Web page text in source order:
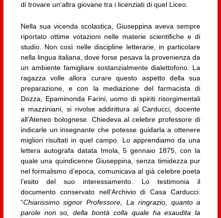
di trovare un’altra giovane tra i licenziati di quel Liceo.
Nella sua vicenda scolastica, Giuseppina aveva sempre
riportato ottime votazioni nelle materie scientifiche e di
studio. Non così nelle discipline letterarie, in particolare
nella lingua italiana, dove forse pesava la provenienza da
un ambiente famigliare sostanzialmente dialettofono. La
ragazza volle allora curare questo aspetto della sua
preparazione, e con la mediazione del farmacista di
Dozza, Epaminonda Farini, uomo di spiriti risorgimentali
e mazziniani, si rivolse addirittura al Carducci, docente
all’Ateneo bolognese. Chiedeva al celebre professore di
indicarle un insegnante che potesse guidarla a ottenere
migliori risultati in quel campo. Lo apprendiamo da una
lettera autografa datata Imola, 5 gennaio 1875, con la
quale una quindicenne Giuseppina, senza timidezza pur
nel formalismo d’epoca, comunicava al già celebre poeta
l’esito del suo interessamento. Lo testimonia il
documento conservato nell’Archivio di Casa Carducci:
“Chiarissimo signor Professore, La ringrazio, quanto a
parole non so, della bontà colla quale ha esaudita la